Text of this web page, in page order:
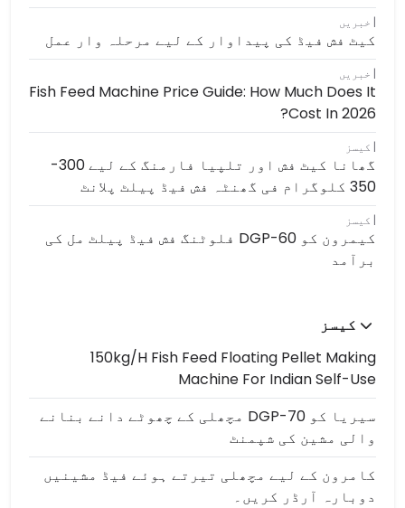
خبریں
کیٹ فش فیڈ کی پیداوار کے لیے مرحلہ وار عمل
خبریں
Fish Feed Machine Price Guide: How Much Does It
Cost In 2026?
کیسز
گھانا کیٹ فش اور تلپیا فارمنگ کے لیے 300-
350 کلوگرام فی گھنٹہ فش فیڈ پیلٹ پلانٹ
کیسز
کیمرون کو DGP-60 فلوٹنگ فش فیڈ پیلٹ مل کی
برآمد
کیسز
150kg/h Fish Feed Floating Pellet Making
Machine For Indian Self-Use
سیریا کو DGP-70 مچھلی کے چھوٹے دانے بنانے
والی مشین کی شپمنٹ
کامرون کے لیے مچھلی تیرتے ہوئے فیڈ مشینیں
دوبارہ آرڈر کریں۔